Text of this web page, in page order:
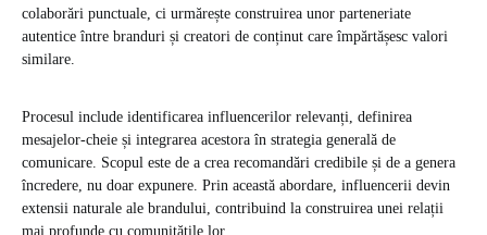
colaborări punctuale, ci urmărește construirea unor parteneriate
autentice între branduri și creatori de conținut care împărtășesc valori
similare.
Procesul include identificarea influencerilor relevanți, definirea
mesajelor-cheie și integrarea acestora în strategia generală de
comunicare. Scopul este de a crea recomandări credibile și de a genera
încredere, nu doar expunere. Prin această abordare, influencerii devin
extensii naturale ale brandului, contribuind la construirea unei relații
mai profunde cu comunitățile lor.